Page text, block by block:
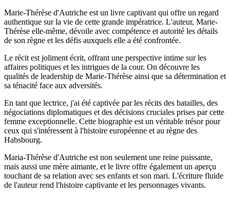
Marie-Thérèse d'Autriche est un livre captivant qui offre un regard
authentique sur la vie de cette grande impératrice. L'auteur, Marie-
Thérèse elle-même, dévoile avec compétence et autorité les détails
de son règne et les défis auxquels elle a été confrontée.
Le récit est joliment écrit, offrant une perspective intime sur les
affaires politiques et les intrigues de la cour. On découvre les
qualités de leadership de Marie-Thérèse ainsi que sa détermination et
sa ténacité face aux adversités.
En tant que lectrice, j'ai été captivée par les récits des batailles, des
négociations diplomatiques et des décisions cruciales prises par cette
femme exceptionnelle. Cette biographie est un véritable trésor pour
ceux qui s'intéressent à l'histoire européenne et au règne des
Habsbourg.
Maria-Thérèse d'Autriche est non seulement une reine puissante,
mais aussi une mère aimante, et le livre offre également un aperçu
touchant de sa relation avec ses enfants et son mari. L'écriture fluide
de l'auteur rend l'histoire captivante et les personnages vivants.